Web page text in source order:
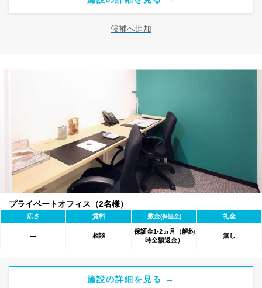
候補へ追加
プライベートオフィス（2名様）
広さ 賃料 敷金(保証金) 礼金
― 相談
保証金1-2ヵ月（解約
時全額返金）
無し
施設の詳細を見る →